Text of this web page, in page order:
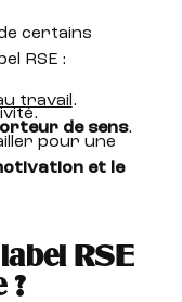
certains
RSE :
travail .
de sens.
pour une
et le
RSE
?